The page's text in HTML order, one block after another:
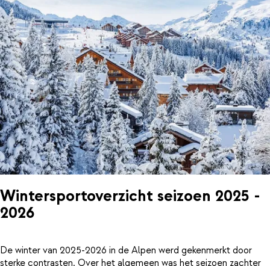
Wintersportoverzicht seizoen 2025 -
2026
De winter van 2025-2026 in de Alpen werd gekenmerkt door
sterke contrasten. Over het algemeen was het seizoen zachter